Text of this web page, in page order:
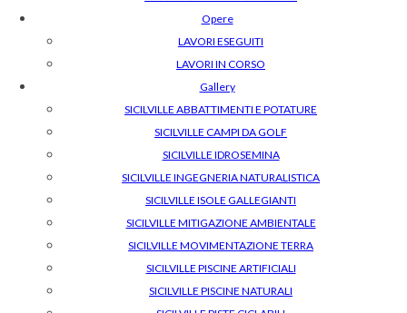
Opere
LAVORI ESEGUITI
LAVORI IN CORSO
Gallery
SICILVILLE ABBATTIMENTI E POTATURE
SICILVILLE CAMPI DA GOLF
SICILVILLE IDROSEMINA
SICILVILLE INGEGNERIA NATURALISTICA
SICILVILLE ISOLE GALLEGIANTI
SICILVILLE MITIGAZIONE AMBIENTALE
SICILVILLE MOVIMENTAZIONE TERRA
SICILVILLE PISCINE ARTIFICIALI
SICILVILLE PISCINE NATURALI